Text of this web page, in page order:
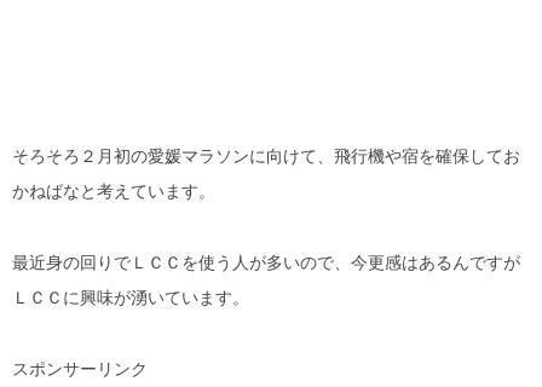
そろそろ２月初の愛媛マラソンに向けて、飛行機や宿を確保してお
かねばなと考えています。
最近身の回りでＬＣＣを使う人が多いので、今更感はあるんですが
ＬＣＣに興味が湧いています。
スポンサーリンク